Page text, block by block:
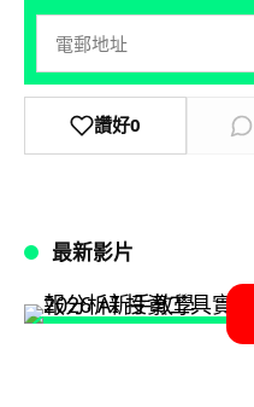
讚好0
最新影片